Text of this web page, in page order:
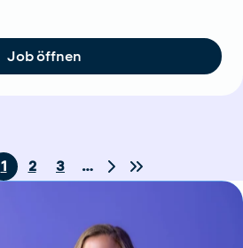
Job öffnen
1 2 3 …